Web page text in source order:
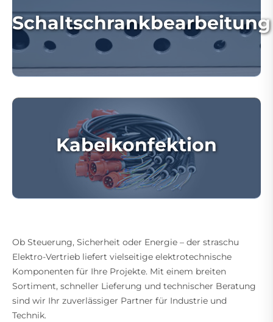
Schaltschrankbearbeitung
Kabelkonfektion
Ob Steuerung, Sicherheit oder Energie – der straschu
Elektro-Vertrieb liefert vielseitige elektrotechnische
Komponenten für Ihre Projekte. Mit einem breiten
Sortiment, schneller Lieferung und technischer Beratung
sind wir Ihr zuverlässiger Partner für Industrie und
Technik.